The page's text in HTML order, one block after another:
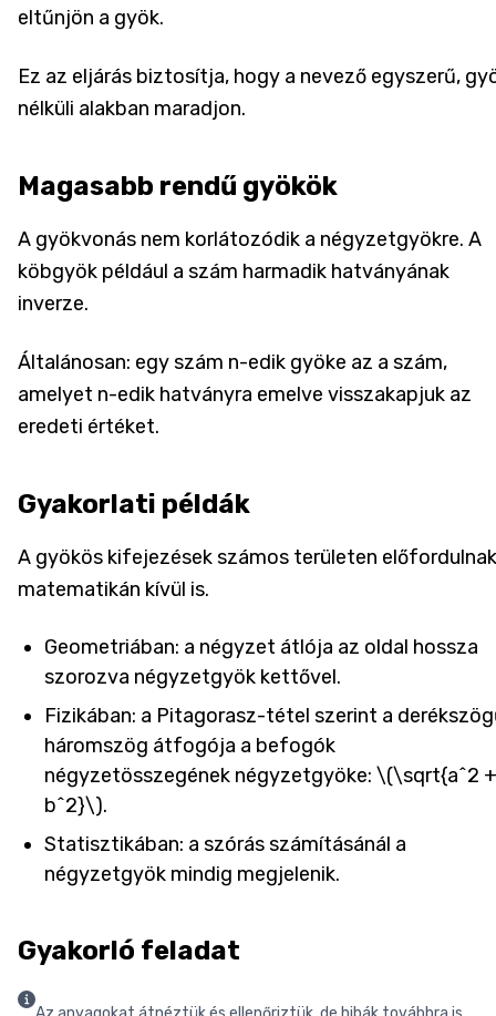
eltűnjön a gyök.
Ez az eljárás biztosítja, hogy a nevező egyszerű,
nélküli alakban maradjon.
Magasabb rendű gyökök
A gyökvonás nem korlátozódik a négyzetgyökre. A
köbgyök például a szám harmadik hatványának
inverze.
Általánosan: egy szám n-edik gyöke az a szám,
amelyet n-edik hatványra emelve visszakapjuk az
eredeti értéket.
Gyakorlati példák
A gyökös kifejezések számos területen
matematikán kívül is.
Geometriában: a négyzet átlója az oldal hossza
szorozva négyzetgyök kettővel.
Fizikában: a Pitagorasz-tétel szerint a
háromszög átfogója a befogók
négyzetösszegének négyzetgyöke: \(\sqrt{a^2 +
b^2}\).
Statisztikában: a szórás számításánál a
négyzetgyök mindig megjelenik.
Gyakorló feladat